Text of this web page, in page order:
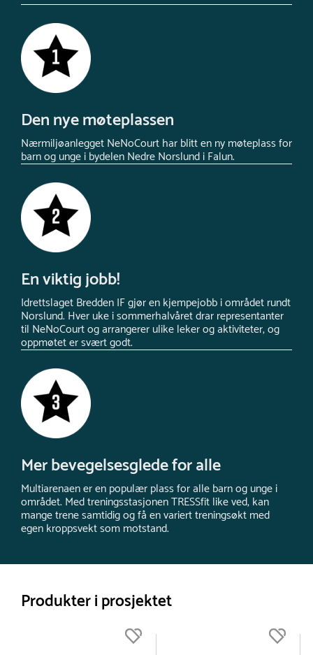
Den nye møteplassen
Nærmiljøanlegget NeNoCourt har blitt en ny møteplass for
barn og unge i bydelen Nedre Norslund i Falun.
En viktig jobb!
Idrettslaget Bredden IF gjør en kjempejobb i området rundt
Norslund. Hver uke i sommerhalvåret drar representanter
til NeNoCourt og arrangerer ulike leker og aktiviteter, og
oppmøtet er svært godt.
Mer bevegelsesglede for alle
Multiarenaen er en populær plass for alle barn og unge i
området. Med treningsstasjonen TRESSfit like ved, kan
mange trene samtidig og få en variert treningsøkt med
egen kroppsvekt som motstand.
Produkter i prosjektet